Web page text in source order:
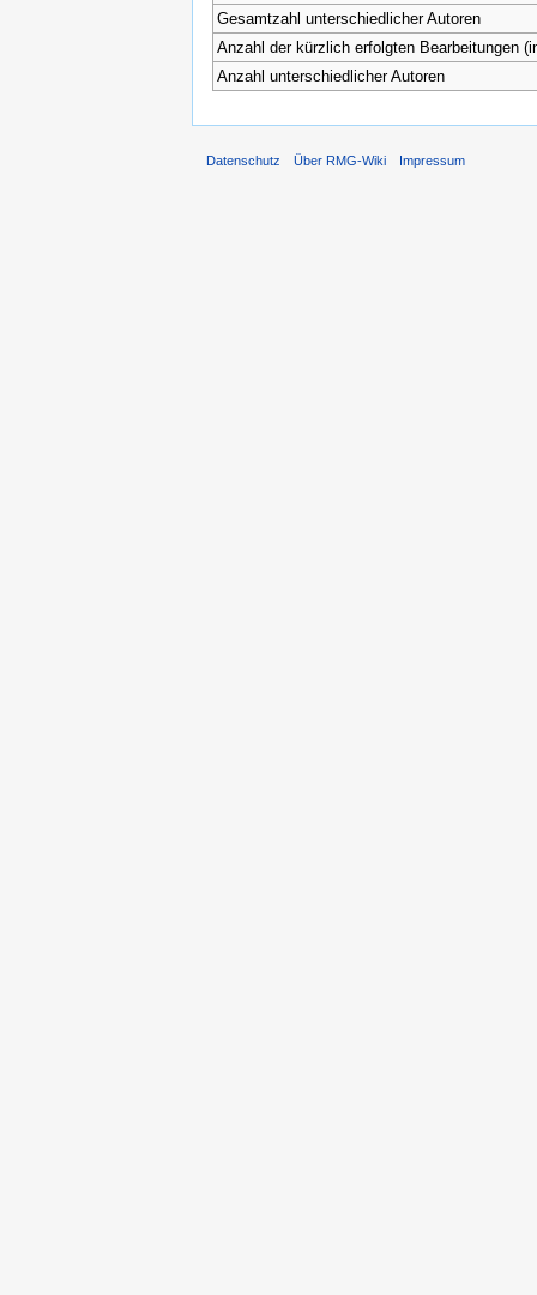
Gesamtzahl unterschiedlicher Autoren
Anzahl der kürzlich erfolgten Bearbeitungen
Anzahl unterschiedlicher Autoren
Datenschutz Über RMG-Wiki Impressum